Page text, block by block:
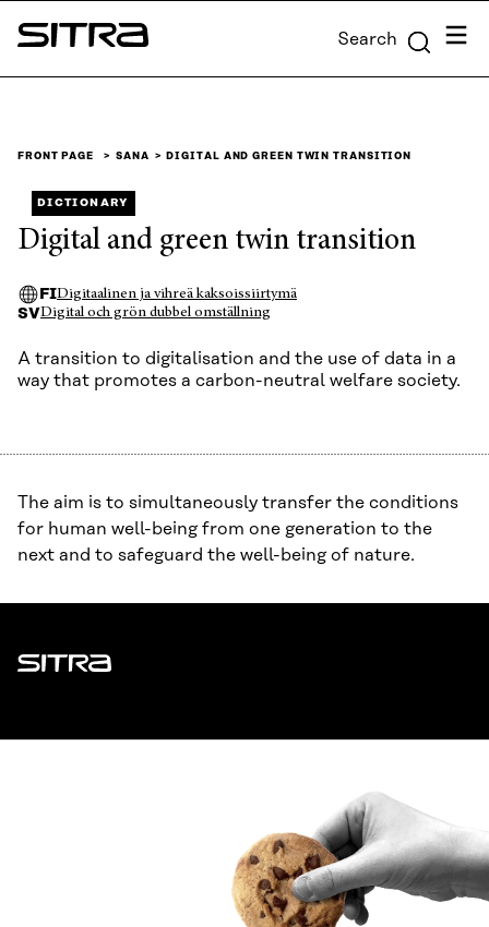
Skip to
content
Sitra Search Menu
FRONT PAGE SANA DIGITAL AND GREEN TWIN TRANSITION
DICTIONARY
Digital and green twin transition
FIDigitaalinen ja vihreä kaksoissiirtymä
SVDigital och grön dubbel omställning
A transition to digitalisation and the use of data in a
way that promotes a carbon-neutral welfare society.
The aim is to simultaneously transfer the conditions
for human well-being from one generation to the
next and to safeguard the well-being of nature.
Sitra